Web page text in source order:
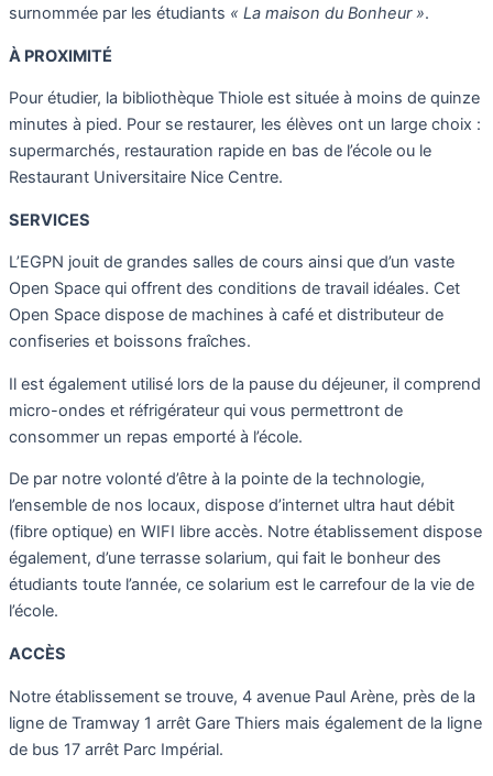
surnommée par les étudiants « La maison du Bonheur ».
À PROXIMITÉ
Pour étudier, la bibliothèque Thiole est située à moins de quinze
minutes à pied. Pour se restaurer, les élèves ont un large choix :
supermarchés, restauration rapide en bas de l’école ou le
Restaurant Universitaire Nice Centre.
SERVICES
L’EGPN jouit de grandes salles de cours ainsi que d’un vaste
Open Space qui offrent des conditions de travail idéales. Cet
Open Space dispose de machines à café et distributeur de
confiseries et boissons fraîches.
Il est également utilisé lors de la pause du déjeuner, il comprend
micro-ondes et réfrigérateur qui vous permettront de
consommer un repas emporté à l’école.
De par notre volonté d’être à la pointe de la technologie,
l’ensemble de nos locaux, dispose d’internet ultra haut débit
(fibre optique) en WIFI libre accès. Notre établissement dispose
également, d’une terrasse solarium, qui fait le bonheur des
étudiants toute l’année, ce solarium est le carrefour de la vie de
l’école.
ACCÈS
Notre établissement se trouve, 4 avenue Paul Arène, près de la
ligne de Tramway 1 arrêt Gare Thiers mais également de la ligne
de bus 17 arrêt Parc Impérial.